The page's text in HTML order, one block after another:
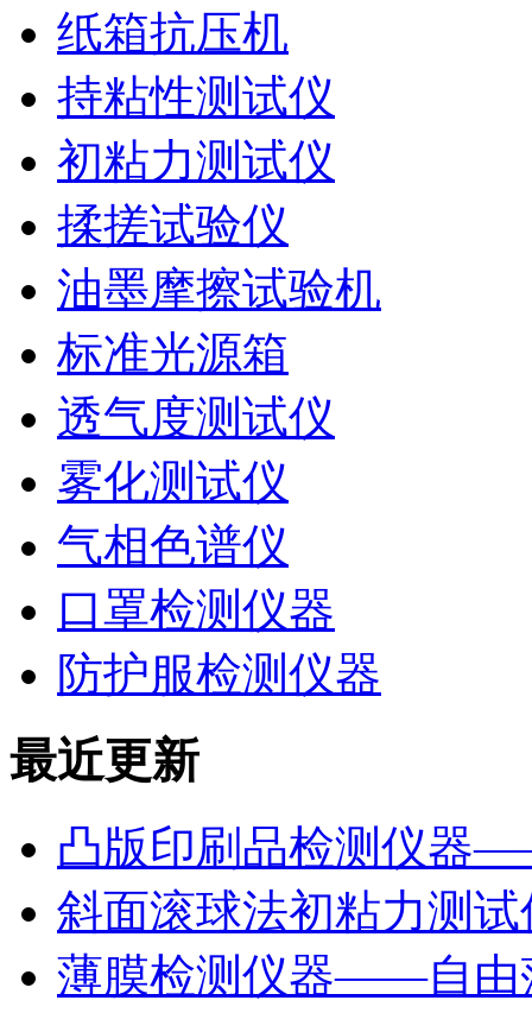
纸箱抗压机
持粘性测试仪
初粘力测试仪
揉搓试验仪
油墨摩擦试验机
标准光源箱
透气度测试仪
雾化测试仪
气相色谱仪
口罩检测仪器
防护服检测仪器
最近更新
凸版印刷品检测仪器
斜面滚球法初粘力测
薄膜检测仪器——自由